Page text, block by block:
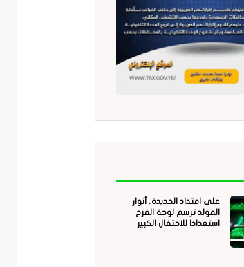
على امتداد الحديدة.. أنوار
المولد ترسم لوحة الفرح
استعدادا للاحتفال الكبير